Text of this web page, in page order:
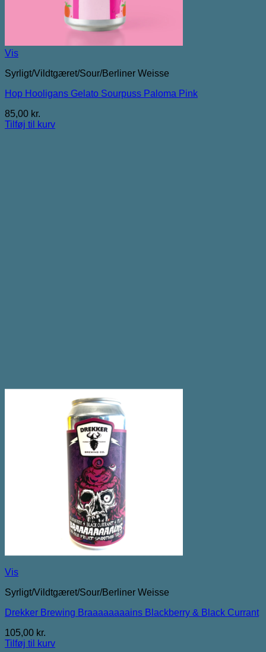
Vis
Syrligt/Vildtgæret/Sour/Berliner Weisse
Hop Hooligans Gelato Sourpuss Paloma Pink
85,00 kr.
Tilføj til kurv
Vis
Syrligt/Vildtgæret/Sour/Berliner Weisse
Drekker Brewing Braaaaaaaains Blackberry & Black Currant
105,00 kr.
Tilføj til kurv